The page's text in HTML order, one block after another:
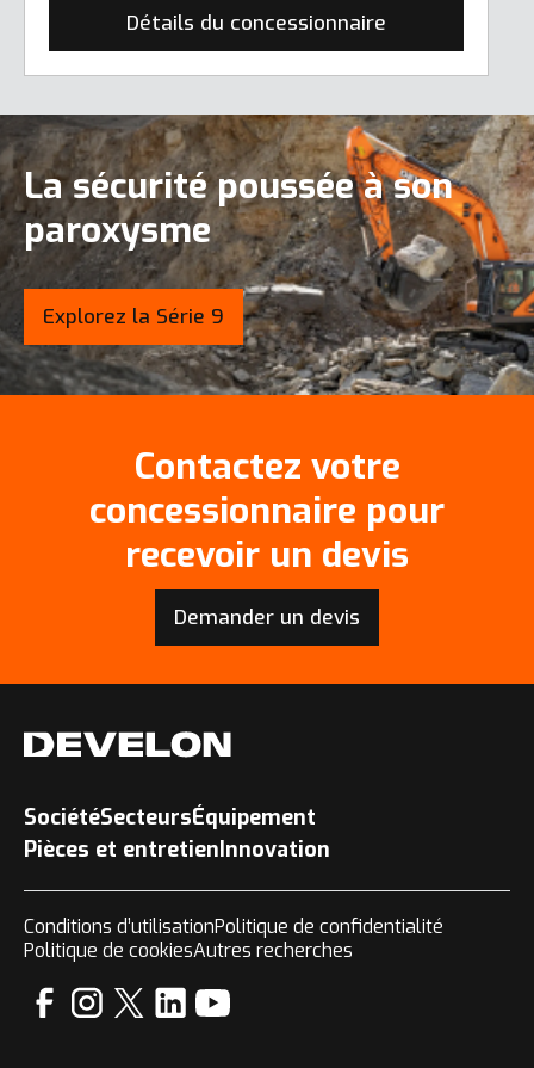
Détails du concessionnaire
La sécurité poussée à son
paroxysme
Explorez la Série 9
Contactez votre
concessionnaire pour
recevoir un devis
Demander un devis
SociétéSecteursÉquipement
Pièces et entretienInnovation
Conditions d’utilisationPolitique de confidentialité
Politique de cookiesAutres recherches